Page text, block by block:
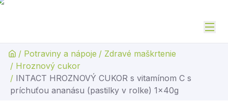
/ Potraviny a nápoje / Zdravé maškrtenie
/ Hroznový cukor
/ INTACT HROZNOVÝ CUKOR s vitamínom C s
príchuťou ananásu (pastilky v rolke) 1x40g